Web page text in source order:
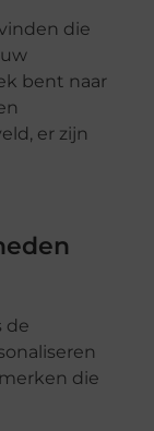
die
bent naar
er zijn
de
die